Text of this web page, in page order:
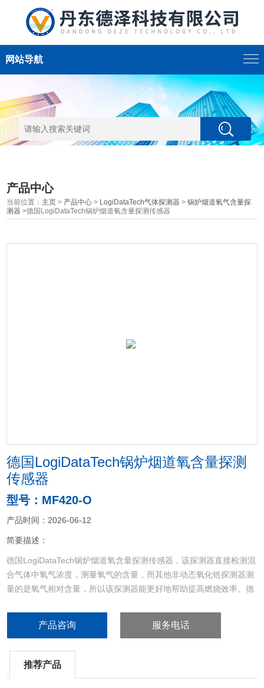
网站导航
产品中心
当前位置： 主页 > 产品中心 > LogiDataTech气体探测器 >锅炉烟道氧气含量探
测器 >德国LogiDataTech锅炉烟道氧含量探测传感器
德国LogiDataTech锅炉烟道氧含量探测
传感器
型号：MF420-O
产品时间：2026-06-12
简要描述：
德国LogiDataTech锅炉烟道氧含量探测传感器，该探测器直接检测混
合气体中氧气浓度，测量氧气的含量，而其他非动态氧化锆探测器测
量的是氧气相对含量，所以该探测器能更好地帮助提高燃烧效率。德
产品咨询 服务电话
推荐产品